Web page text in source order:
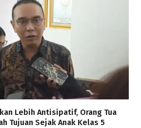
Lebih Antisipatif, Orang Tua
Tujuan Sejak Anak Kelas 5